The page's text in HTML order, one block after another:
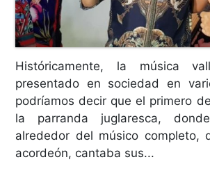
Históricamente, la música
presentado en sociedad en
podríamos decir que el primero
la parranda juglaresca,
alrededor del músico completo,
acordeón, cantaba sus...